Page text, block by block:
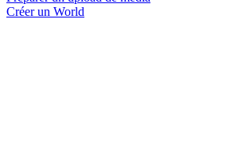
Créer un World